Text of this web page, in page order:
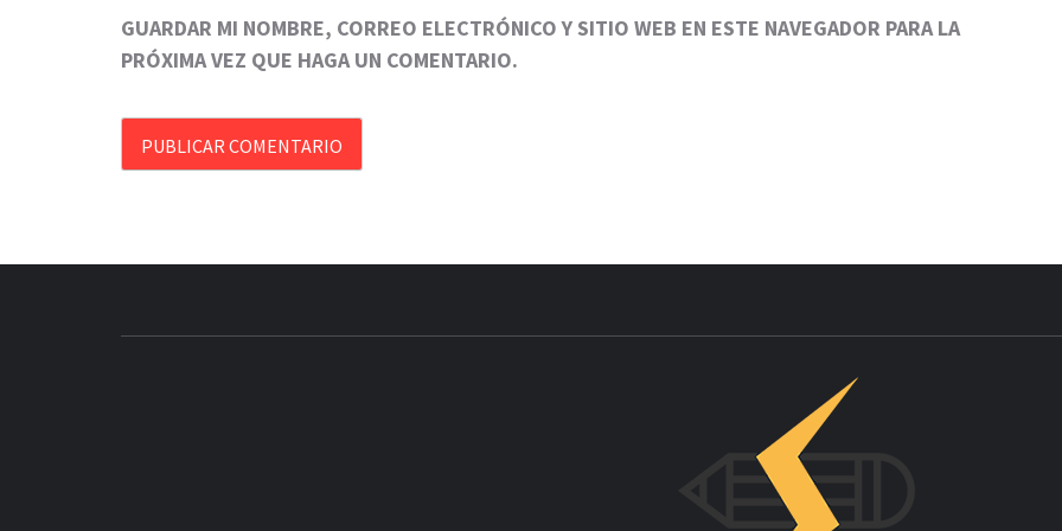
GUARDAR MI NOMBRE, CORREO ELECTRÓNICO Y SITIO WEB EN ESTE NAVEGADOR PARA LA
PRÓXIMA VEZ QUE HAGA UN COMENTARIO.